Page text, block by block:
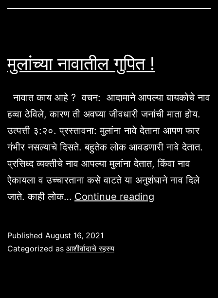
मुलांच्या नावातील गुपित !
नावात काय आहे ? वचन: आदामाने आपल्या बायकोचे नाव
हव्वा ठेविले, कारण ती अवघ्या जीवधारी जनांची माता होय.
उत्पत्ती ३:२०. प्रस्तावना: मुलांना नावे देताना आपण फार
गंभीर नसल्याचे दिसते. बहुतेक लोक आवडणारी नावे देतात.
प्रसिध्द व्यक्तीचे नाव आपल्या मुलांना देतात, किंवा नाव
ऐकायला व उच्चारताना कसे वाटते या अनुशंघाने नाव दिले
जाते. काही लोक… Continue reading
Published August 16, 2021
Categorized as आशीर्वादाचे रहस्य